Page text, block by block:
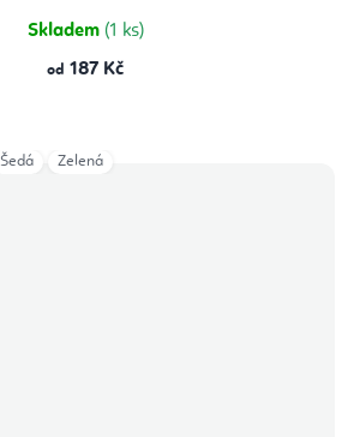
Skladem (1 ks)
od 187 Kč
Šedá Zelená